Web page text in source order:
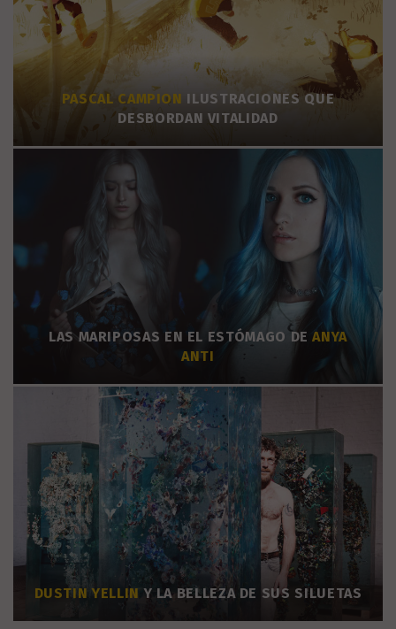
PASCAL CAMPION ILUSTRACIONES QUE
DESBORDAN VITALIDAD
LAS MARIPOSAS EN EL ESTÓMAGO DEANYA
ANTI
DUSTIN YELLIN Y LA BELLEZA DE SUS SILUETAS